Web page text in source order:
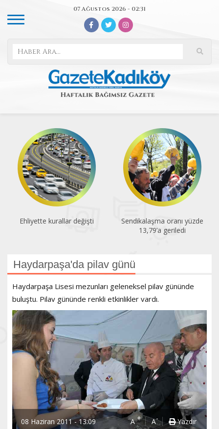
07 Ağustos 2026 - 02:31
Ehliyette kurallar değişti
Sendikalaşma oranı yüzde
13,79’a geriledi
Haydarpaşa'da pilav günü
Haydarpaşa Lisesi mezunları geleneksel pilav gününde
buluştu. Pilav gününde renkli etkinlikler vardı.
08 Haziran 2011 - 13:09 A+ A- Yazdır